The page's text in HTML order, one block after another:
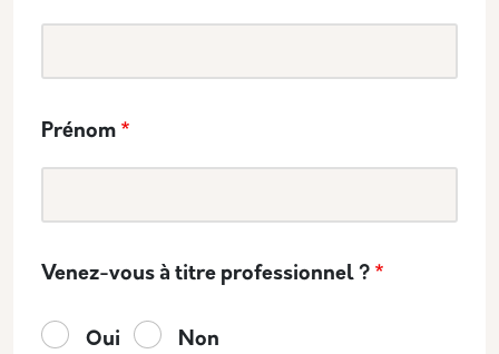
Prénom
Venez-vous à titre professionnel ?
Oui
Non